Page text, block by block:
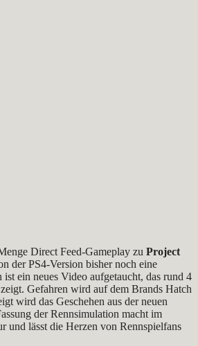
Direct Feed-Gameplay zu Project
der PS4-Version bisher noch eine
ist ein neues Video aufgetaucht, das rund 4
Gefahren wird auf dem Brands Hatch
wird das Geschehen aus der neuen
der Rennsimulation macht im
und lässt die Herzen von Rennspielfans